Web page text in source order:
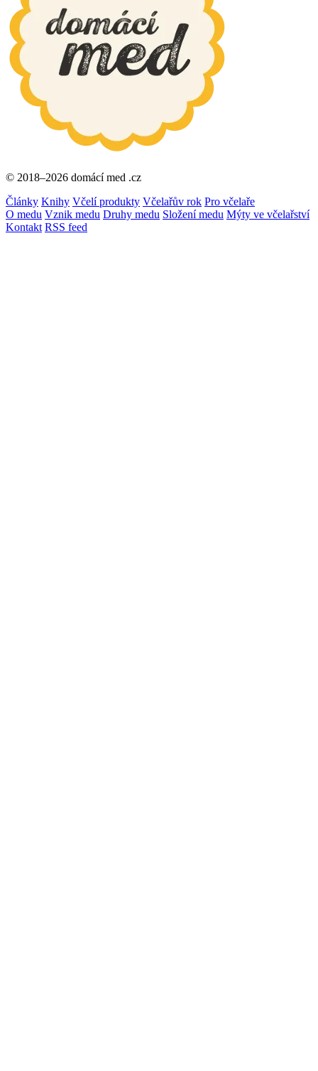
© 2018–2026 domácí med .cz
Články Knihy Včelí produkty Včelařův rok Pro včelaře
O medu Vznik medu Druhy medu Složení medu Mýty ve včelařství
Kontakt RSS feed